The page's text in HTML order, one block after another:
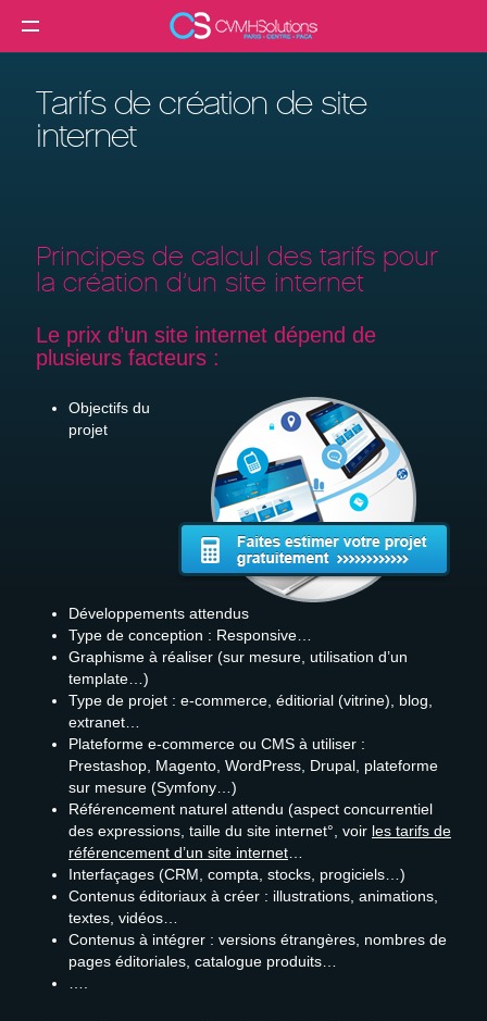
MENU
Créer un site internet
Référencement SEO
Clients
Tarifs de création de site
internet
Principes de calcul des tarifs pour
la création d’un site internet
Le prix d’un site internet dépend de
plusieurs facteurs :
Objectifs du
projet
Développements attendus
Type de conception : Responsive…
Graphisme à réaliser (sur mesure, utilisation d’un
template…)
Type de projet : e-commerce, éditiorial (vitrine), blog,
extranet…
Plateforme e-commerce ou CMS à utiliser :
Prestashop, Magento, WordPress, Drupal, plateforme
sur mesure (Symfony…)
Référencement naturel attendu (aspect concurrentiel
des expressions, taille du site internet°, voir les tarifs de
référencement d’un site internet
Interfaçages (CRM, compta, stocks, progiciels…)
Contenus éditoriaux à créer : illustrations, animations,
textes, vidéos…
Contenus à intégrer : versions étrangères, nombres de
pages éditoriales, catalogue produits…